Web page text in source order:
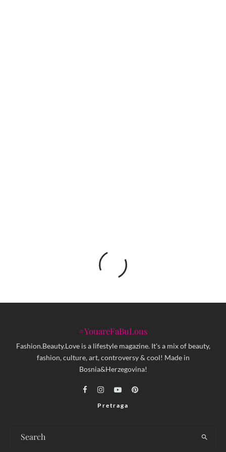
#YouareFaBuLous
Fashion.Beauty.Love is a lifestyle magazine. It's a mix of beauty,
fashion, culture, art, controversy & cool! Made in
Bosnia&Herzegovina!
Pretraga